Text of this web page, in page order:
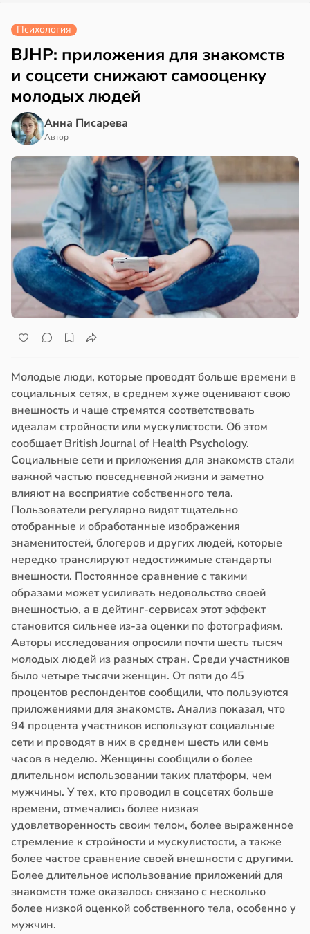
Психология
BJHP: приложения для знакомств
и соцсети снижают самооценку
молодых людей
Анна Писарева
Автор
Молодые люди, которые проводят больше времени в
социальных сетях, в среднем хуже оценивают свою
внешность и чаще стремятся соответствовать
идеалам стройности или мускулистости. Об этом
сообщает British Journal of Health Psychology.
Социальные сети и приложения для знакомств стали
важной частью повседневной жизни и заметно
влияют на восприятие собственного тела.
Пользователи регулярно видят тщательно
отобранные и обработанные изображения
знаменитостей, блогеров и других людей, которые
нередко транслируют недостижимые стандарты
внешности. Постоянное сравнение с такими
образами может усиливать недовольство своей
внешностью, а в дейтинг-сервисах этот эффект
становится сильнее из-за оценки по фотографиям.
Авторы исследования опросили почти шесть тысяч
молодых людей из разных стран. Среди участников
было четыре тысячи женщин. От пяти до 45
процентов респондентов сообщили, что пользуются
приложениями для знакомств. Анализ показал, что
94 процента участников используют социальные
сети и проводят в них в среднем шесть или семь
часов в неделю. Женщины сообщили о более
длительном использовании таких платформ, чем
мужчины. У тех, кто проводил в соцсетях больше
времени, отмечались более низкая
удовлетворенность своим телом, более выраженное
стремление к стройности и мускулистости, а также
более частое сравнение своей внешности с другими.
Более длительное использование приложений для
знакомств тоже оказалось связано с несколько
более низкой оценкой собственного тела, особенно у
мужчин.